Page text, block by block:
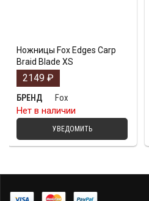
Ножницы Fox Edges Carp
Braid Blade XS
2149 ₽
БРЕНД
Fox
Нет в наличии
УВЕДОМИТЬ